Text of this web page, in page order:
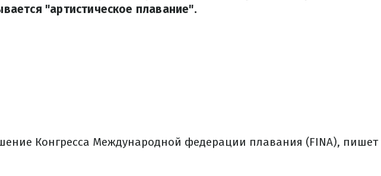
"артистическое плавание".
Конгресса Международной федерации плавания (FINA), пишет